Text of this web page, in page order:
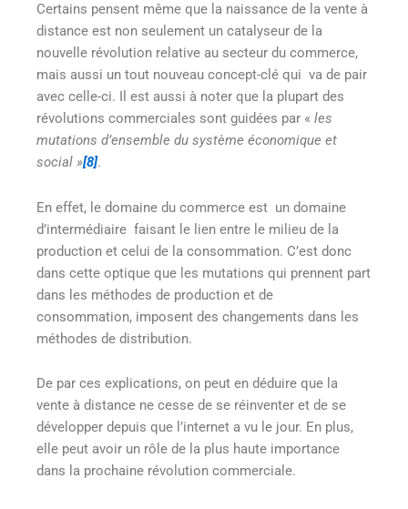
Certains pensent même que la naissance de la vente à
distance est non seulement un catalyseur de la
nouvelle révolution relative au secteur du commerce,
mais aussi un tout nouveau concept-clé qui va de pair
avec celle-ci. Il est aussi à noter que la plupart des
révolutions commerciales sont guidées par « les
mutations d’ensemble du système économique et
social »[8].
En effet, le domaine du commerce est un domaine
d’intermédiaire faisant le lien entre le milieu de la
production et celui de la consommation. C’est donc
dans cette optique que les mutations qui prennent part
dans les méthodes de production et de
consommation, imposent des changements dans les
méthodes de distribution.
De par ces explications, on peut en déduire que la
vente à distance ne cesse de se réinventer et de se
développer depuis que l’internet a vu le jour. En plus,
elle peut avoir un rôle de la plus haute importance
dans la prochaine révolution commerciale.